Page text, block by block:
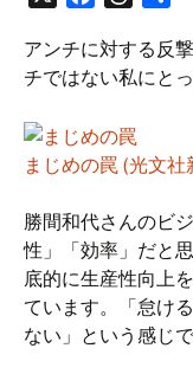
c
e
o
o
r
e
d
s
アンチに対する反
チではない私にと
まじめの罠 (光文
勝間和代さんのビ
性」「効率」だと
底的に生産性向上
ています。「怠け
ない」という感じ